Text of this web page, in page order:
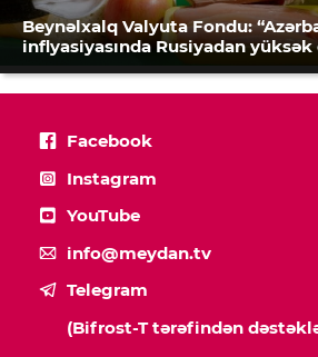
Beynəlxalq Valyuta Fondu:
inflyasiyasında Rusiyadan yüksək
Facebook
Instagram
YouTube
info@meydan.tv
Telegram
(Bifrost-T tərəfindən